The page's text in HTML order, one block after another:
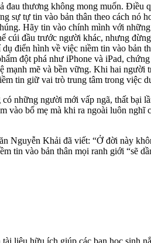
thương không mong muốn. Điều
tự tin vào bản thân theo cách nó
Hãy tin vào chính mình với
đầu trước người khác, nhưng
điển hình về việc niềm tin vào bản
đột phá như iPhone và iPad,
mẽ và bền vững. Khi hai người
tin giữ vai trò trung tâm trong việc
những người mới vấp ngã, thất bại
bố mẹ mà khi ra ngoài luôn
Nguyễn Khải đã viết: “Ở đời này
tin vào bản thân mọi ranh giới “sẽ
hữu ích giúp các bạn học sinh